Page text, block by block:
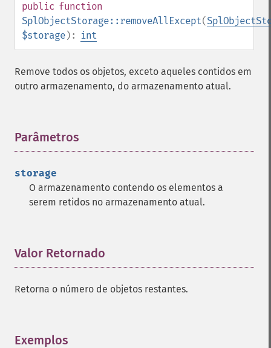
public function
SplObjectStorage::removeAllExcept(
$storage): int
Remove todos os objetos, exceto aqueles contidos em
outro armazenamento, do armazenamento atual.
Parâmetros
storage
O armazenamento contendo os elementos a
serem retidos no armazenamento atual.
Valor Retornado
Retorna o número de objetos restantes.
Exemplos